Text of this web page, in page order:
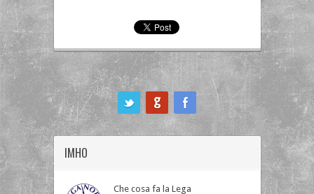
IMHO
Che cosa fa la Lega